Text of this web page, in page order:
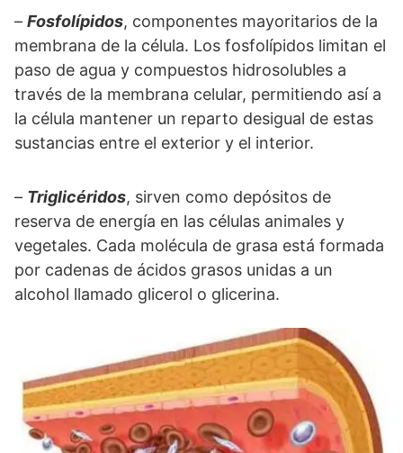
– Fosfolípidos, componentes mayoritarios de la
membrana de la célula. Los fosfolípidos limitan el
paso de agua y compuestos hidrosolubles a
través de la membrana celular, permitiendo así a
la célula mantener un reparto desigual de estas
sustancias entre el exterior y el interior.
– Triglicéridos, sirven como depósitos de
reserva de energía en las células animales y
vegetales. Cada molécula de grasa está formada
por cadenas de ácidos grasos unidas a un
alcohol llamado glicerol o glicerina.